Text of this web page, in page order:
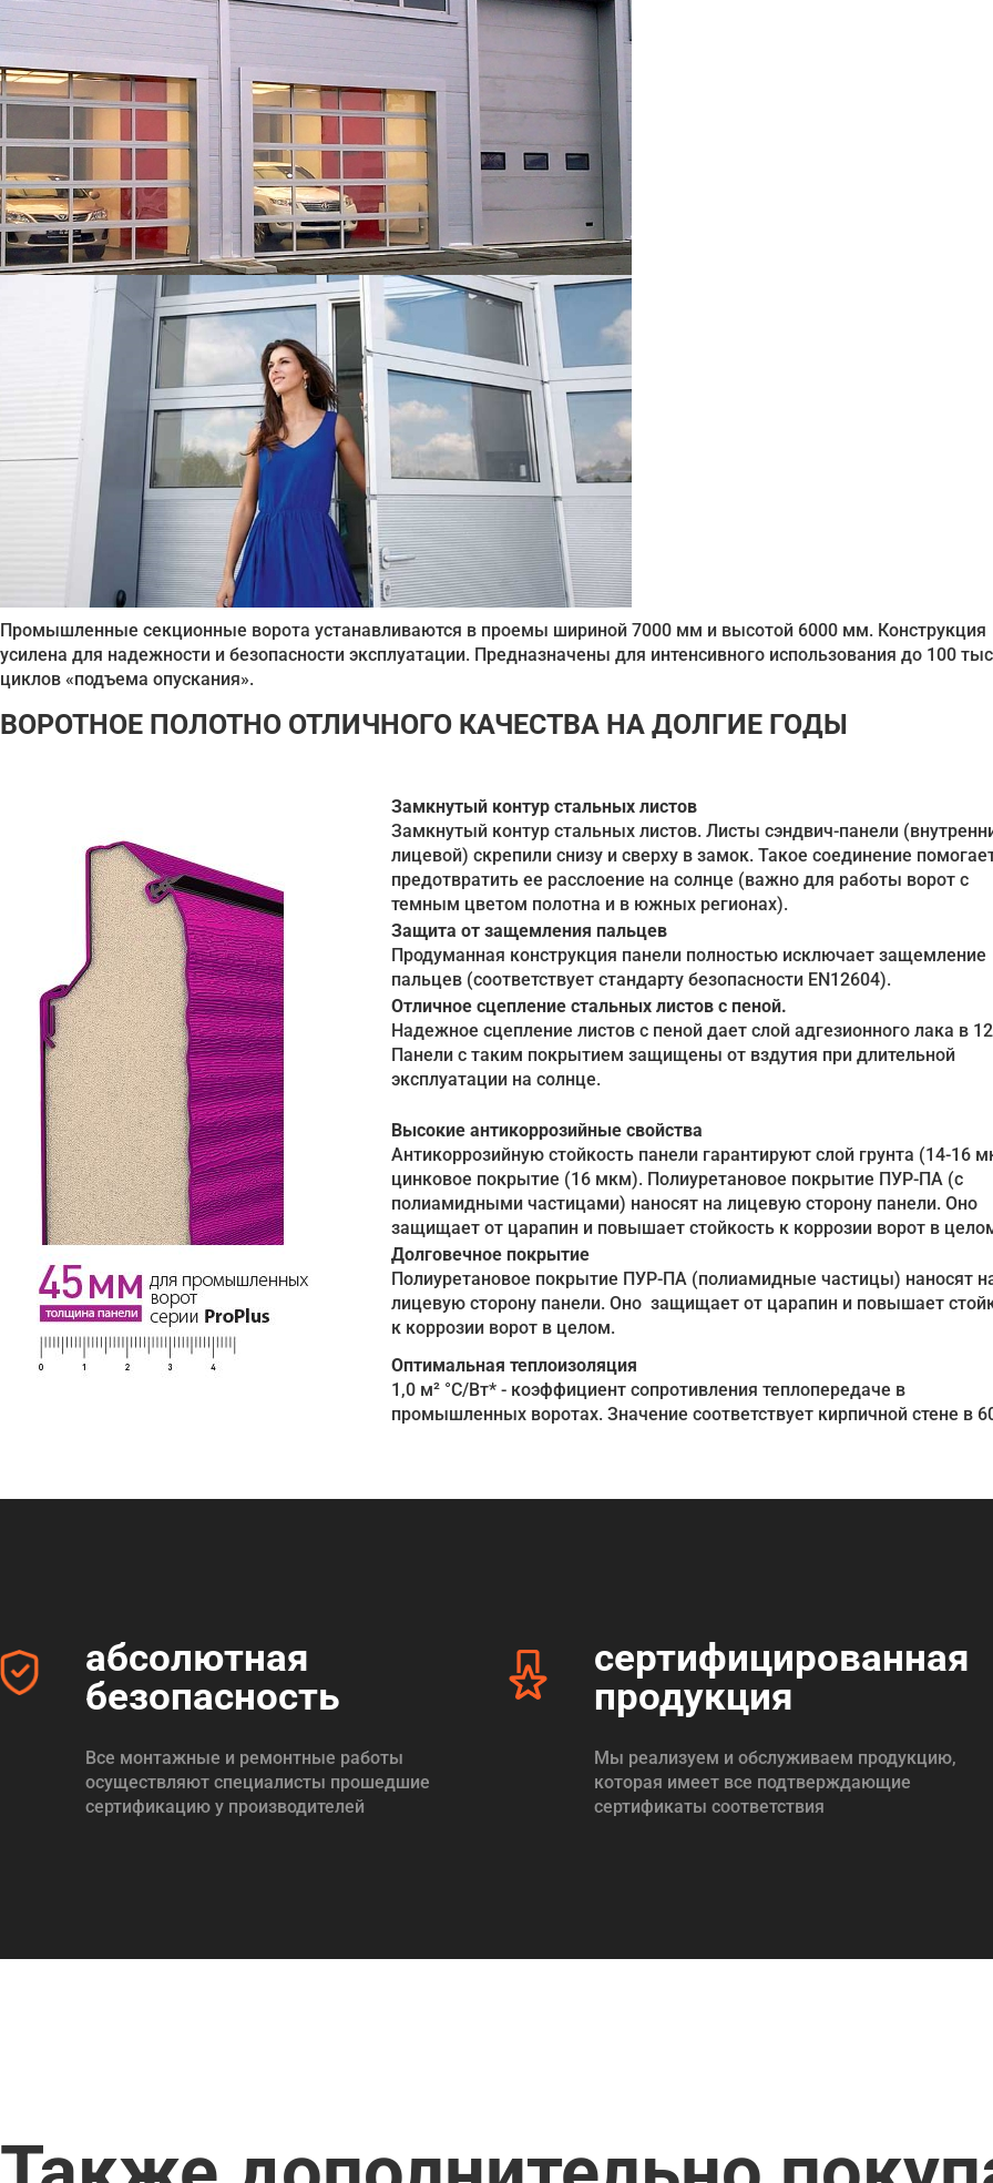
Промышленные секционные ворота устанавливаются в проемы шириной 7000 мм и высотой 6000 мм. Конструкция
усилена для надежности и безопасности эксплуатации. Предназначены для интенсивного использования до 100
циклов «подъема опускания».
ВОРОТНОЕ ПОЛОТНО ОТЛИЧНОГО КАЧЕСТВА НА ДОЛГИЕ ГОДЫ
Замкнутый контур стальных листов
Замкнутый контур стальных листов. Листы сэндвич-панели
лицевой) скрепили снизу и сверху в замок. Такое соединение
предотвратить ее расслоение на солнце (важно для работы ворот с
темным цветом полотна и в южных регионах).
Защита от защемления пальцев
Продуманная конструкция панели полностью исключает защемление
пальцев (соответствует стандарту безопасности EN12604).
Отличное сцепление стальных листов с пеной.
Надежное сцепление листов с пеной дает слой адгезионного лака в
Панели с таким покрытием защищены от вздутия при длительной
эксплуатации на солнце.
Высокие антикоррозийные свойства
Антикоррозийную стойкость панели гарантируют слой грунта (14-16
цинковое покрытие (16 мкм). Полиуретановое покрытие ПУР-ПА (с
полиамидными частицами) наносят на лицевую сторону панели. Оно
защищает от царапин и повышает стойкость к коррозии ворот в
Долговечное покрытие
Полиуретановое покрытие ПУР-ПА (полиамидные частицы) наносят
лицевую сторону панели. Оно защищает от царапин и повышает
к коррозии ворот в целом.
Оптимальная теплоизоляция
1,0 м² °C/Bт* - коэффициент сопротивления теплопередаче в
промышленных воротах. Значение соответствует кирпичной стене в
абсолютная
безопасность
Все монтажные и ремонтные работы
осуществляют специалисты прошедшие
сертификацию у производителей
сертифицированная
продукция
Мы реализуем и обслуживаем продукцию,
которая имеет все подтверждающие
сертификаты соответствия